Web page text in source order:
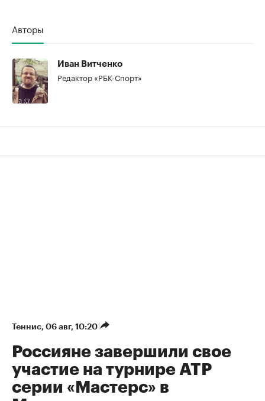
Авторы
Иван Витченко
Редактор «РБК-Спорт»
Теннис⁠, 06 авг, 10:20
Россияне завершили свое
участие на турнире ATP
серии «Мастерс» в